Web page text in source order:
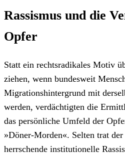
Rassismus und die
Opfer
Statt ein rechtsradikales Motiv
ziehen, wenn bundesweit
Migrationshintergrund mit
werden, verdächtigten die
das persönliche Umfeld der
»Döner-Morden«. Selten trat
herrschende institutionelle